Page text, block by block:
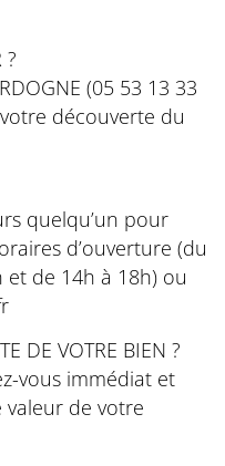
?
(05 53 13 33
découverte du
quelqu’un pour
d’ouverture (du
de 14h à 18h) ou
DE VOTRE BIEN ?
vous immédiat et
de votre